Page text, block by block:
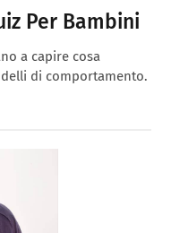
Per Bambini
a capire cosa
di comportamento.